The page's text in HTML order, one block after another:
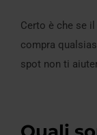
Certo è che se
compra
spot non ti